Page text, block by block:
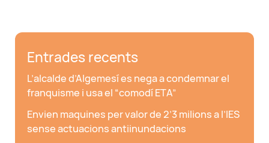
Algemesí
Entrades recents
L’alcalde d’Algemesí es nega a condemnar el
franquisme i usa el “comodí ETA”
Envien maquines per valor de 2’3 milions a l’IES
sense actuacions antiinundacions